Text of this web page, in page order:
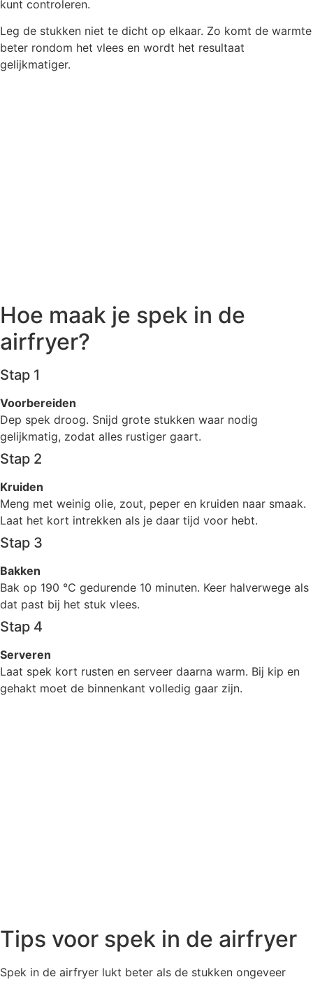
kunt controleren.
Leg de stukken niet te dicht op elkaar. Zo komt de warmte
beter rondom het vlees en wordt het resultaat
gelijkmatiger.
Hoe maak je spek in de
airfryer?
Stap 1
Voorbereiden
Dep spek droog. Snijd grote stukken waar nodig
gelijkmatig, zodat alles rustiger gaart.
Stap 2
Kruiden
Meng met weinig olie, zout, peper en kruiden naar smaak.
Laat het kort intrekken als je daar tijd voor hebt.
Stap 3
Bakken
Bak op 190 °C gedurende 10 minuten. Keer halverwege als
dat past bij het stuk vlees.
Stap 4
Serveren
Laat spek kort rusten en serveer daarna warm. Bij kip en
gehakt moet de binnenkant volledig gaar zijn.
Tips voor spek in de airfryer
Spek in de airfryer lukt beter als de stukken ongeveer